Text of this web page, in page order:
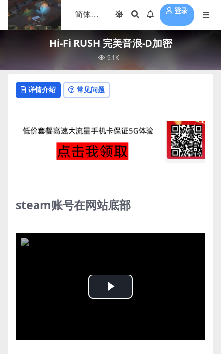
登录
Hi-Fi RUSH 完美音浪-D加密
9.1K
详情介绍 常见问题
steam账号在网站底部
Play